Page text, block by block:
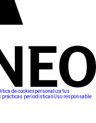
de cookiespersonaliza tus
prácticas periodísticasUso responsable